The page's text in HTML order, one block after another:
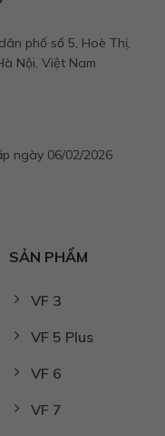
phố số 5, Hoè Thị,
Nội, Việt Nam
ngày 06/02/2026
SẢN PHẨM
VF 3
VF 5 Plus
VF 6
VF 7